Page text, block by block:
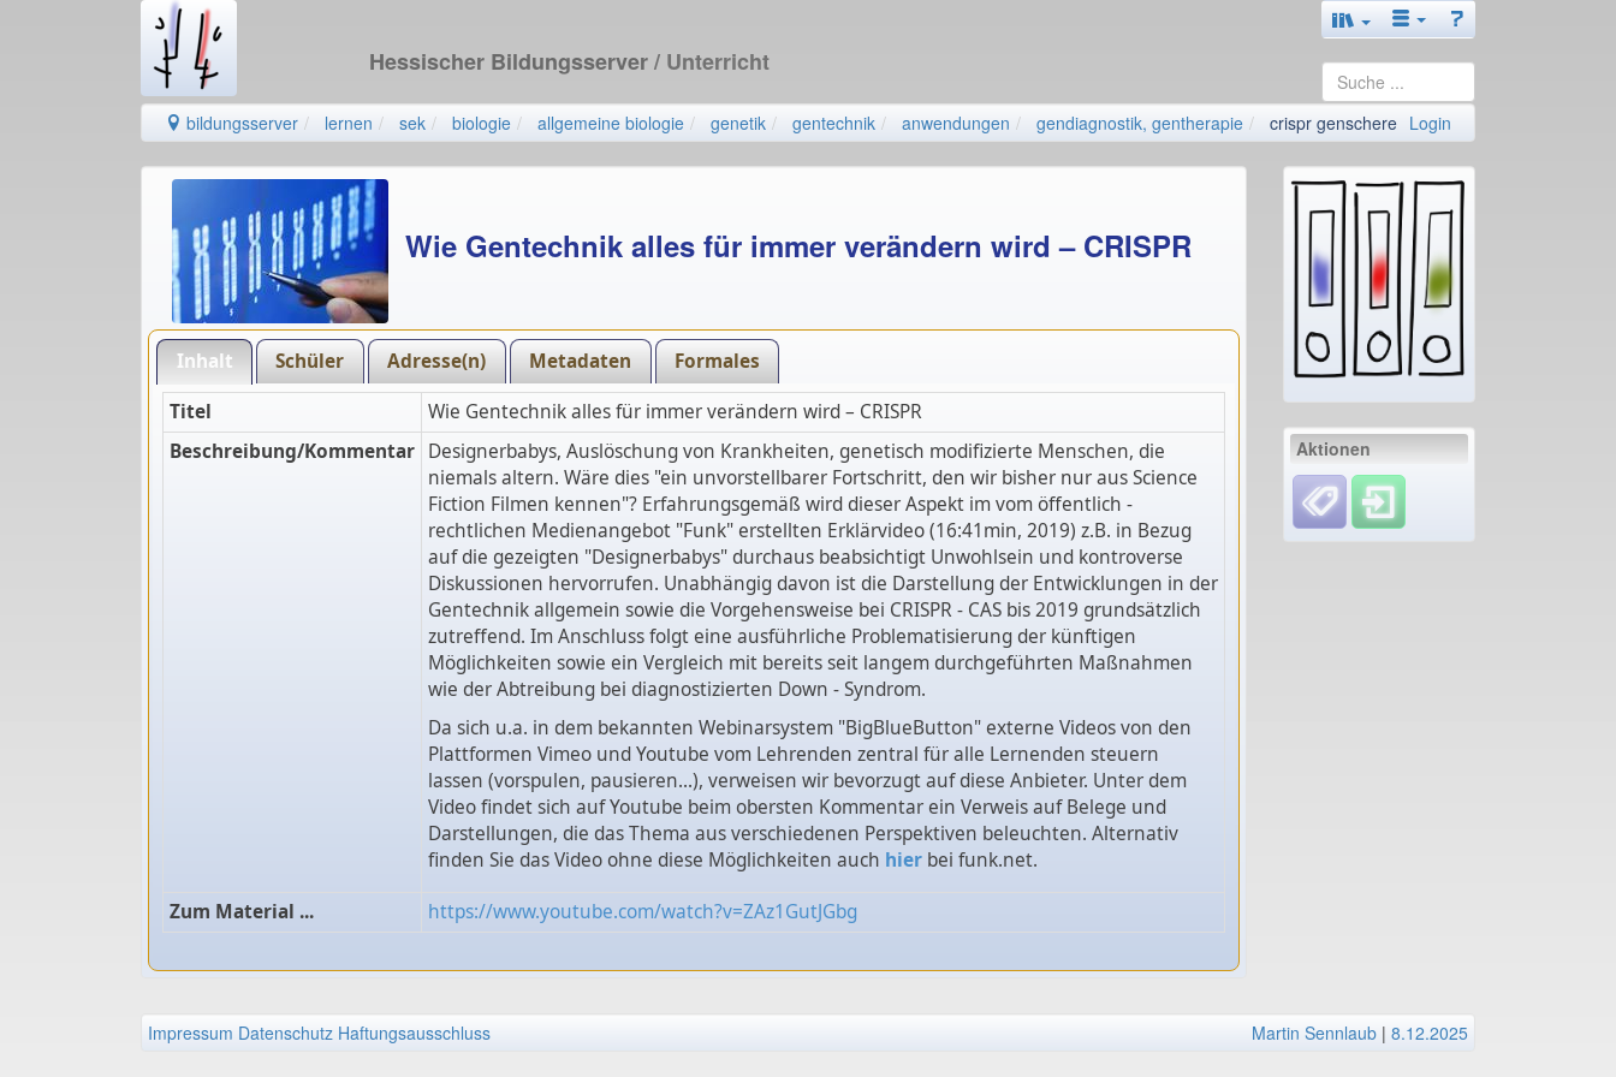
Hessischer Bildungsserver/ Unterricht
bildungsserver lernen sek biologie allgemeine biologie genetik gentechnik anwendungen gendiagnostik, gentherapie crispr genschere Login
Wie Gentechnik alles für immer verändern wird – CRISPR
Inhalt Schüler Adresse(n) Metadaten Formales
Titel
Wie Gentechnik alles für immer verändern wird – CRISPR
Beschreibung/Kommentar Designerbabys, Auslöschung von Krankheiten, genetisch modifizierte Menschen, die
niemals altern. Wäre dies "ein unvorstellbarer Fortschritt, den wir bisher nur aus Science
Fiction Filmen kennen"? Erfahrungsgemäß wird dieser Aspekt im vom öffentlich -
rechtlichen Medienangebot "Funk" erstellten Erklärvideo (16:41min, 2019) z.B. in Bezug
auf die gezeigten "Designerbabys" durchaus beabsichtigt Unwohlsein und kontroverse
Diskussionen hervorrufen. Unabhängig davon ist die Darstellung der Entwicklungen in der
Gentechnik allgemein sowie die Vorgehensweise bei CRISPR - CAS bis 2019 grundsätzlich
zutreffend. Im Anschluss folgt eine ausführliche Problematisierung der künftigen
Möglichkeiten sowie ein Vergleich mit bereits seit langem durchgeführten Maßnahmen
wie der Abtreibung bei diagnostizierten Down - Syndrom.
Da sich u.a. in dem bekannten Webinarsystem "BigBlueButton" externe Videos von den
Plattformen Vimeo und Youtube vom Lehrenden zentral für alle Lernenden steuern
lassen (vorspulen, pausieren...), verweisen wir bevorzugt auf diese Anbieter. Unter dem
Video findet sich auf Youtube beim obersten Kommentar ein Verweis auf Belege und
Darstellungen, die das Thema aus verschiedenen Perspektiven beleuchten. Alternativ
finden Sie das Video ohne diese Möglichkeiten auch hier bei funk.net.
Zum Material ... https://www.youtube.com/watch?v=ZAz1GutJGbg
Aktionen
Impressum Datenschutz Haftungsausschluss Martin Sennlaub | 8.12.2025